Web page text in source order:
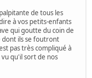
de tous les
à vos petits-enfants
qui goutte du coin de
dont ils se foutront
pas très compliqué à
qu'il sort de nos